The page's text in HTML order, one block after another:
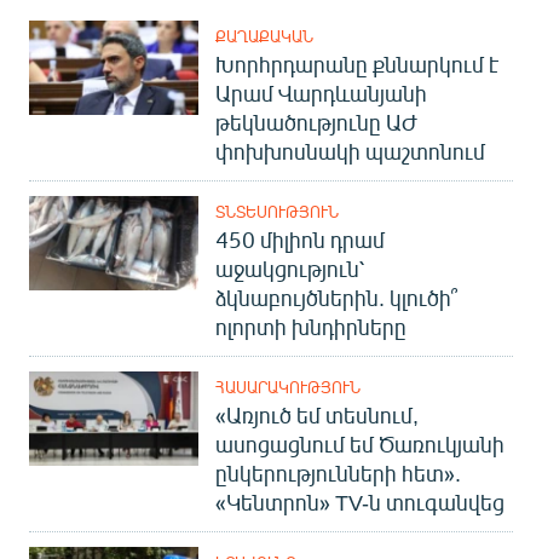
ՔԱՂԱՔԱԿԱՆ
Խորհրդարանը քննարկում է
Արամ Վարդևանյանի
թեկնածությունը ԱԺ
փոխխոսնակի պաշտոնում
ՏՆՏԵՍՈՒԹՅՈՒՆ
450 միլիոն դրամ
աջակցություն՝
ձկնաբույծներին. կլուծի՞
ոլորտի խնդիրները
ՀԱՍԱՐԱԿՈՒԹՅՈՒՆ
«Առյուծ եմ տեսնում,
ասոցացնում եմ Ծառուկյանի
ընկերությունների հետ».
«Կենտրոն» TV-ն տուգանվեց